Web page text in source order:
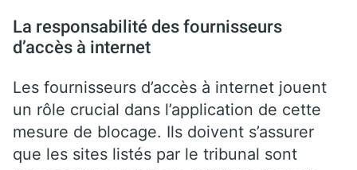
La responsabilité des fournisseurs
d’accès à internet
Les fournisseurs d’accès à internet jouent
un rôle crucial dans l’application de cette
mesure de blocage. Ils doivent s’assurer
que les sites listés par le tribunal sont